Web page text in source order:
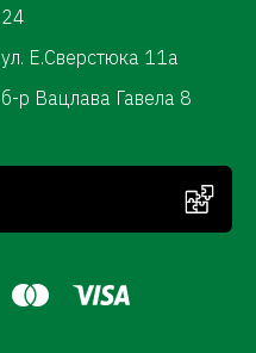
24
ул. Е.Сверстюка 11а
б-р Вацлава Гавела 8